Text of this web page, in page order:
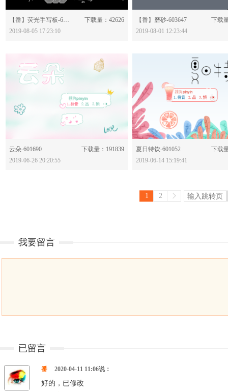
分享：
【番】荧光手写板-603875
下载量：42626
2019-08-05 17:23:10
分享：
【番】磨砂-603647
下载
2019-08-01 12:23:44
云朵-601690
下载量：191839
2019-06-26 20:20:55
分享：
夏日特饮-601052
下载
2019-06-14 15:19:41
1 2
我要留言
已留言
番 2020-04-11 11:06说：
好的，已修改